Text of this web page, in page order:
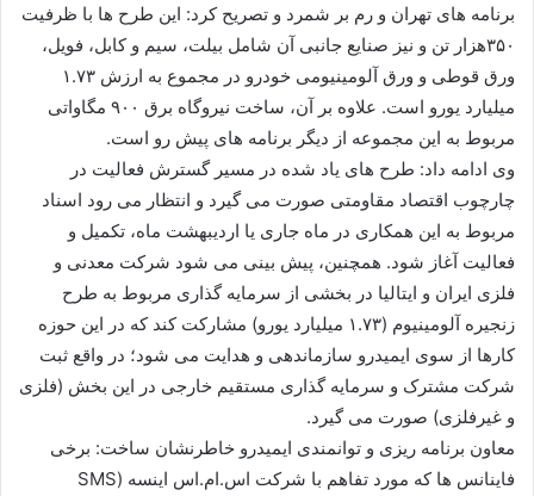
برنامه های تهران و رم بر شمرد و تصریح کرد: این طرح ها با ظرفیت
۳۵۰هزار تن و نیز صنایع جانبی آن شامل بیلت، سیم و کابل، فویل،
ورق قوطی و ورق آلومینیومی خودرو در مجموع به ارزش ۱.۷۳
میلیارد یورو است. علاوه بر آن، ساخت نیروگاه برق ۹۰۰ مگاواتی
مربوط به این مجموعه از دیگر برنامه های پیش رو است.
وی ادامه داد: طرح های یاد شده در مسیر گسترش فعالیت در
چارچوب اقتصاد مقاومتی صورت می گیرد و انتظار می رود اسناد
مربوط به این همکاری در ماه جاری یا اردیبهشت ماه، تکمیل و
فعالیت آغاز شود. همچنین، پیش بینی می شود شرکت معدنی و
فلزی ایران و ایتالیا در بخشی از سرمایه گذاری مربوط به طرح
زنجیره آلومینیوم (۱.۷۳ میلیارد یورو) مشارکت کند که در این حوزه
کارها از سوی ایمیدرو سازماندهی و هدایت می شود؛ در واقع ثبت
شرکت مشترک و سرمایه گذاری مستقیم خارجی در این بخش (فلزی
و غیرفلزی) صورت می گیرد.
معاون برنامه ریزی و توانمندی ایمیدرو خاطرنشان ساخت: برخی
فاینانس ها که مورد تفاهم با شرکت اس.ام.اس اینسه (SMS